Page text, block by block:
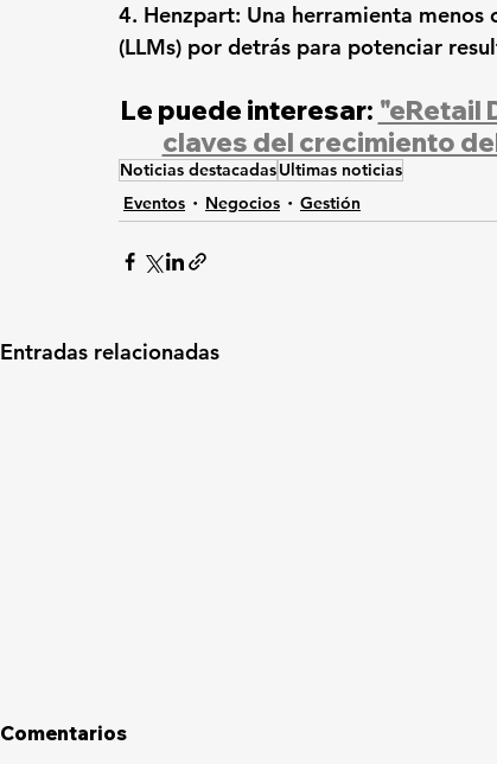
4. Henzpart: Una herramienta
(LLMs) por detrás para potenciar
Le puede interesar: "eRetail
claves del crecimiento
Noticias destacadasUltimas noticias
Eventos
Negocios Gestión
Entradas relacionadas
Comentarios